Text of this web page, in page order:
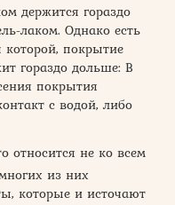
держится гораздо
лаком. Однако есть
которой, покрытие
гораздо дольше: В
покрытия
с водой, либо
относится не ко всем
из них
которые и источают